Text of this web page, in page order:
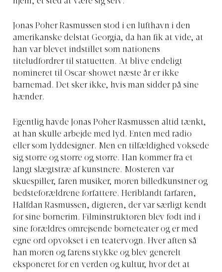
Jonas Poher Rasmussen stod i en lufthavn i den
amerikanske delstat Georgia, da han fik at vide, at
han var blevet indstillet som nationens
titeludfordrer til statuetten. At blive endeligt
nomineret til Oscar-showet næste år er ikke
barnemad. Det sker ikke, hvis man sidder på sine
hænder.
Egentlig havde Jonas Poher Rasmussen altid tænkt,
at han skulle arbejde med lyd. Enten med radio
eller som lyddesigner. Men en tilfældighed voksede
sig større og større og større. Han kommer fra et
langt slægtstræ af kunstnere. Mosteren var
skuespiller, faren musiker, moren billedkunstner og
bedsteforældrene forfattere. Heriblandt farfaren,
Halfdan Rasmussen, digteren, der var særligt kendt
for sine børnerim. Filminstruktøren blev født ind i
sine forældres omrejsende børneteater og er med
egne ord opvokset i en teatervogn. Hver aften så
han moren og farens stykke og blev generelt
eksponeret for en verden og kultur, hvor det at